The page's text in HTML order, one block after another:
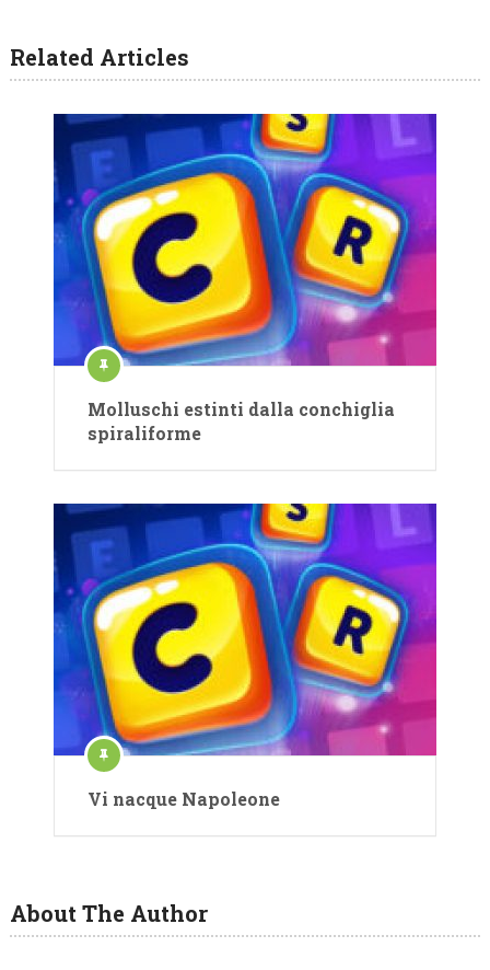
Related Articles
Molluschi estinti dalla conchiglia
spiraliforme
Vi nacque Napoleone
About The Author